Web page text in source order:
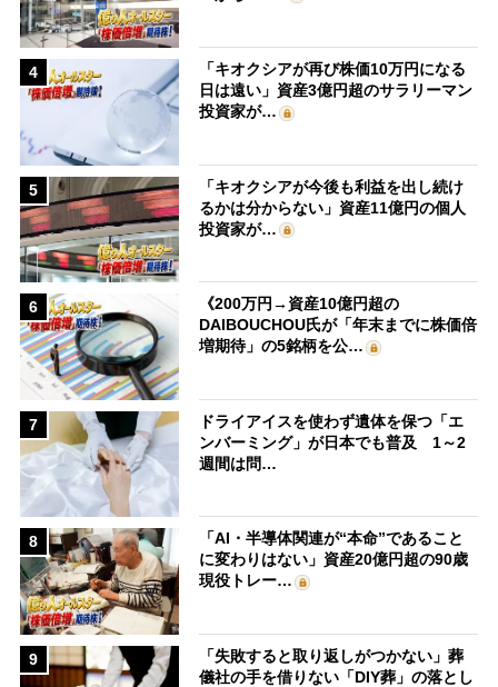
4
「キオクシアが再び株価10万円になる
日は遠い」資産3億円超のサラリーマン
投資家が…
5
「キオクシアが今後も利益を出し続け
るかは分からない」資産11億円の個人
投資家が…
6
《200万円→資産10億円超の
DAIBOUCHOU氏が「年末までに株価倍
増期待」の5銘柄を公…
7
ドライアイスを使わず遺体を保つ「エ
ンバーミング」が日本でも普及 1～2
週間は問…
8
「AI・半導体関連が“本命”であること
に変わりはない」資産20億円超の90歳
現役トレー…
9
「失敗すると取り返しがつかない」葬
儀社の手を借りない「DIY葬」の落とし